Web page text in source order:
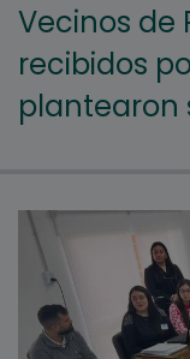
Vecinos de
recibidos
plantearon